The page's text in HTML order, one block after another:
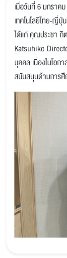
เมื่อวันที่ 6 มกราค
เทคโนโลยีไทย-ญี่
ได้แก่ คุณประชา
Katsuhiko
บุคคล เนื่องในโอ
สนับสนุนด้านการศึ